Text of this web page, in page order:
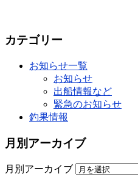
カテゴリー
お知らせ一覧
お知らせ
出船情報など
緊急のお知らせ
釣果情報
月別アーカイブ
月別アーカイブ